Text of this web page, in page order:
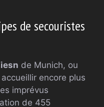
de secouristes
de Munich, ou
encore plus
imprévus
de 455